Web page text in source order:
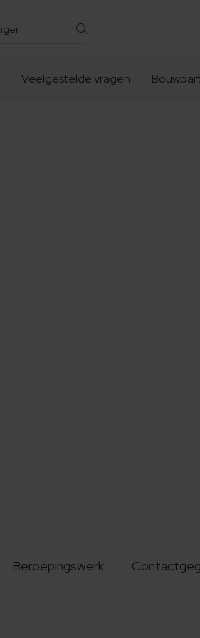
Veelgestelde vragen
Beroepingswerk